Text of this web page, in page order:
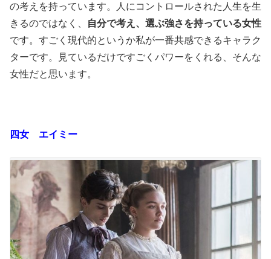
の考えを持っています。人にコントロールされた人生を生
きるのではなく、
自分で考え、選ぶ強さを持っている女性
です。すごく現代的というか私が一番共感できるキャラク
ターです。見ているだけですごくパワーをくれる、そんな
女性だと思います。
四女 エイミー